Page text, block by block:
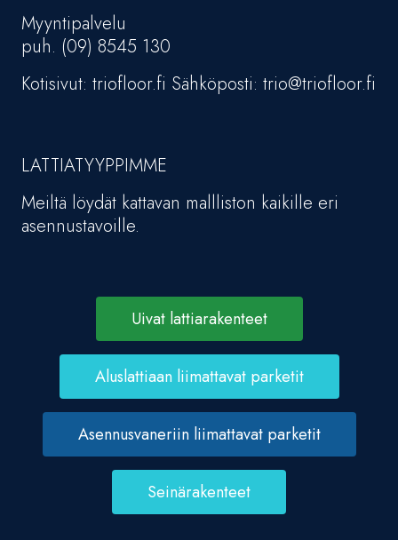
Myyntipalvelu
puh. (09) 8545 130
Kotisivut: triofloor.fi Sähköposti: trio@triofloor.fi
LATTIATYYPPIMME
Meiltä löydät kattavan mallliston kaikille eri
asennustavoille.
Uivat lattiarakenteet
Aluslattiaan liimattavat parketit
Asennusvaneriin liimattavat parketit
Seinärakenteet